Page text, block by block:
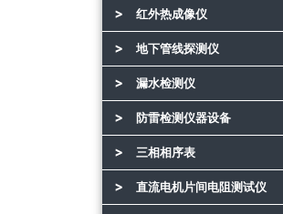
红外热成像仪
地下管线探测仪
漏水检测仪
防雷检测仪器设备
三相相序表
直流电机片间电阻测试仪